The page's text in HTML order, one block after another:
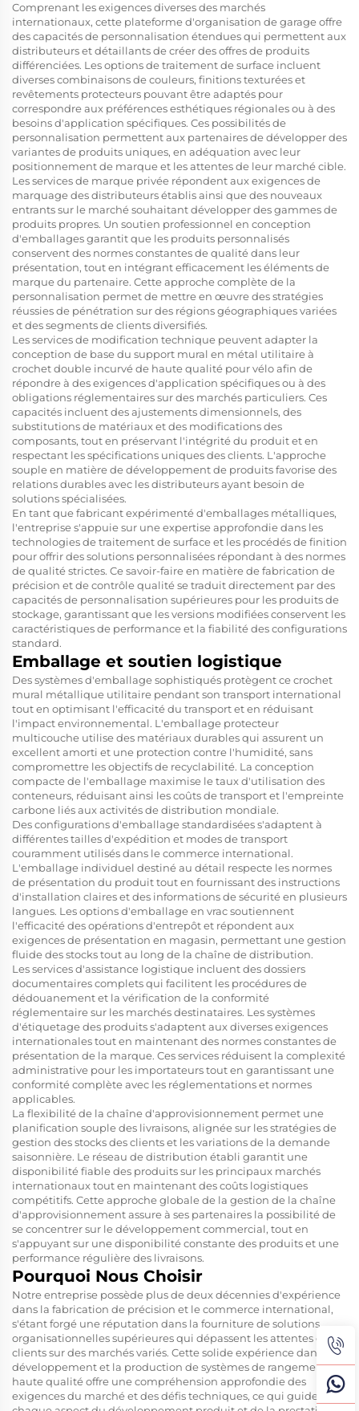
Comprenant les exigences diverses des marchés
internationaux, cette plateforme d'organisation de garage offre
des capacités de personnalisation étendues qui permettent aux
distributeurs et détaillants de créer des offres de produits
différenciées. Les options de traitement de surface incluent
diverses combinaisons de couleurs, finitions texturées et
revêtements protecteurs pouvant être adaptés pour
correspondre aux préférences esthétiques régionales ou à des
besoins d'application spécifiques. Ces possibilités de
personnalisation permettent aux partenaires de développer des
variantes de produits uniques, en adéquation avec leur
positionnement de marque et les attentes de leur marché cible.
Les services de marque privée répondent aux exigences de
marquage des distributeurs établis ainsi que des nouveaux
entrants sur le marché souhaitant développer des gammes de
produits propres. Un soutien professionnel en conception
d'emballages garantit que les produits personnalisés
conservent des normes constantes de qualité dans leur
présentation, tout en intégrant efficacement les éléments de
marque du partenaire. Cette approche complète de la
personnalisation permet de mettre en œuvre des stratégies
réussies de pénétration sur des régions géographiques variées
et des segments de clients diversifiés.
Les services de modification technique peuvent adapter la
conception de base du support mural en métal utilitaire à
crochet double incurvé de haute qualité pour vélo afin de
répondre à des exigences d'application spécifiques ou à des
obligations réglementaires sur des marchés particuliers. Ces
capacités incluent des ajustements dimensionnels, des
substitutions de matériaux et des modifications des
composants, tout en préservant l'intégrité du produit et en
respectant les spécifications uniques des clients. L'approche
souple en matière de développement de produits favorise des
relations durables avec les distributeurs ayant besoin de
solutions spécialisées.
En tant que fabricant expérimenté d'emballages métalliques,
l'entreprise s'appuie sur une expertise approfondie dans les
technologies de traitement de surface et les procédés de finition
pour offrir des solutions personnalisées répondant à des normes
de qualité strictes. Ce savoir-faire en matière de fabrication de
précision et de contrôle qualité se traduit directement par des
capacités de personnalisation supérieures pour les produits de
stockage, garantissant que les versions modifiées conservent les
caractéristiques de performance et la fiabilité des configurations
standard.
Emballage et soutien logistique
Des systèmes d'emballage sophistiqués protègent ce crochet
mural métallique utilitaire pendant son transport international
tout en optimisant l'efficacité du transport et en réduisant
l'impact environnemental. L'emballage protecteur
multicouche utilise des matériaux durables qui assurent un
excellent amorti et une protection contre l'humidité, sans
compromettre les objectifs de recyclabilité. La conception
compacte de l'emballage maximise le taux d'utilisation des
conteneurs, réduisant ainsi les coûts de transport et l'empreinte
carbone liés aux activités de distribution mondiale.
Des configurations d'emballage standardisées s'adaptent à
différentes tailles d'expédition et modes de transport
couramment utilisés dans le commerce international.
L'emballage individuel destiné au détail respecte les normes
de présentation du produit tout en fournissant des instructions
d'installation claires et des informations de sécurité en plusieurs
langues. Les options d'emballage en vrac soutiennent
l'efficacité des opérations d'entrepôt et répondent aux
exigences de présentation en magasin, permettant une gestion
fluide des stocks tout au long de la chaîne de distribution.
Les services d'assistance logistique incluent des dossiers
documentaires complets qui facilitent les procédures de
dédouanement et la vérification de la conformité
réglementaire sur les marchés destinataires. Les systèmes
d'étiquetage des produits s'adaptent aux diverses exigences
internationales tout en maintenant des normes constantes de
présentation de la marque. Ces services réduisent la complexité
administrative pour les importateurs tout en garantissant une
conformité complète avec les réglementations et normes
applicables.
La flexibilité de la chaîne d'approvisionnement permet une
planification souple des livraisons, alignée sur les stratégies de
gestion des stocks des clients et les variations de la demande
saisonnière. Le réseau de distribution établi garantit une
disponibilité fiable des produits sur les principaux marchés
internationaux tout en maintenant des coûts logistiques
compétitifs. Cette approche globale de la gestion de la chaîne
d'approvisionnement assure à ses partenaires la possibilité de
se concentrer sur le développement commercial, tout en
s'appuyant sur une disponibilité constante des produits et une
performance régulière des livraisons.
Pourquoi Nous Choisir
Notre entreprise possède plus de deux décennies d'expérience
dans la fabrication de précision et le commerce international,
s'étant forgé une réputation dans la fourniture de solutions
organisationnelles supérieures qui dépassent les attentes des
clients sur des marchés variés. Cette solide expérience dans le
développement et la production de systèmes de rangement de
haute qualité offre une compréhension approfondie des
exigences du marché et des défis techniques, ce qui guide